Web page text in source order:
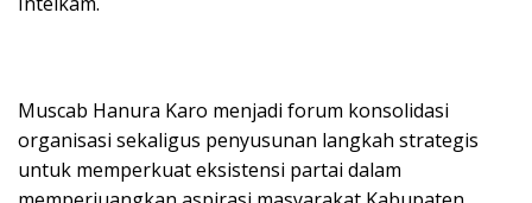
Muscab Hanura Karo menjadi forum konsolidasi
organisasi sekaligus penyusunan langkah strategis
untuk memperkuat eksistensi partai dalam